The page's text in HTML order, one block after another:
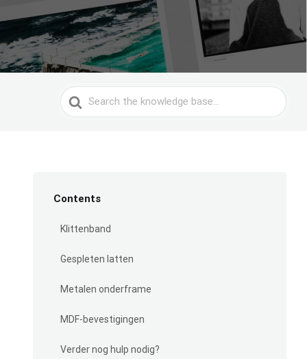
Search
For
Contents
Klittenband
Gespleten latten
Metalen onderframe
MDF-bevestigingen
Verder nog hulp nodig?